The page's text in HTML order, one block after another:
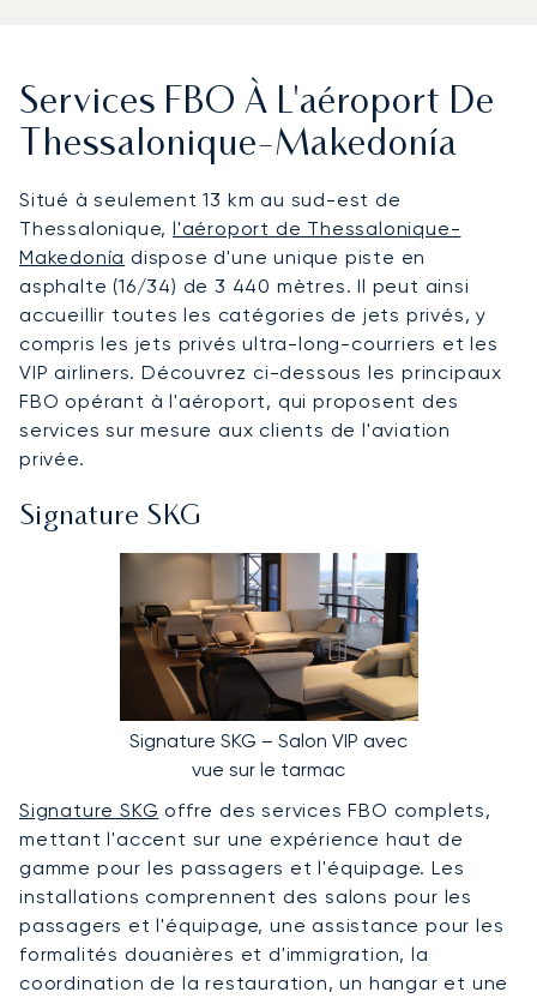
Services FBO À L'aéroport De
Thessalonique-Makedonía
Situé à seulement 13 km au sud-est de
Thessalonique,l'aéroport de Thessalonique-
Makedonía dispose d'une unique piste en
asphalte (16/34) de 3 440 mètres. Il peut ainsi
accueillir toutes les catégories de jets privés, y
compris les jets privés ultra-long-courriers et les
VIP airliners. Découvrez ci-dessous les principaux
FBO opérant à l'aéroport, qui proposent des
services sur mesure aux clients de l'aviation
privée.
Signature SKG
Signature SKG – Salon VIP avec
vue sur le tarmac
Signature SKG offre des services FBO complets,
mettant l'accent sur une expérience haut de
gamme pour les passagers et l'équipage. Les
installations comprennent des salons pour les
passagers et l'équipage, une assistance pour les
formalités douanières et d'immigration, la
coordination de la restauration, un hangar et une